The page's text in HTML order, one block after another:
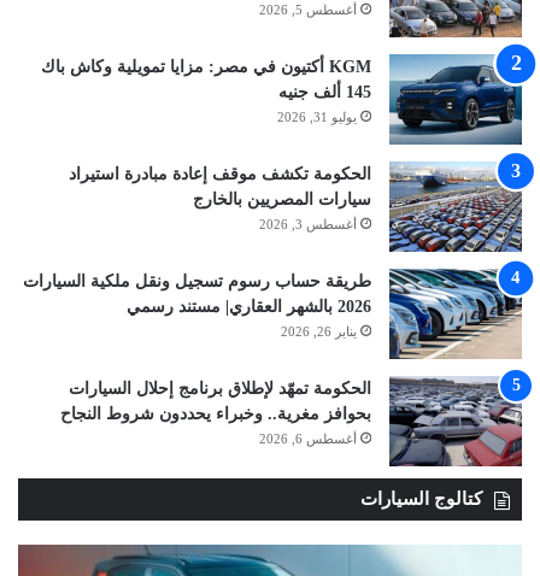
أغسطس 5, 2026
KGM أكتيون في مصر: مزايا تمويلية وكاش باك
145 ألف جنيه
يوليو 31, 2026
الحكومة تكشف موقف إعادة مبادرة استيراد
سيارات المصريين بالخارج
أغسطس 3, 2026
طريقة حساب رسوم تسجيل ونقل ملكية السيارات
2026 بالشهر العقاري| مستند رسمي
يناير 26, 2026
الحكومة تمهّد لإطلاق برنامج إحلال السيارات
بحوافز مغرية.. وخبراء يحددون شروط النجاح
أغسطس 6, 2026
كتالوج السيارات